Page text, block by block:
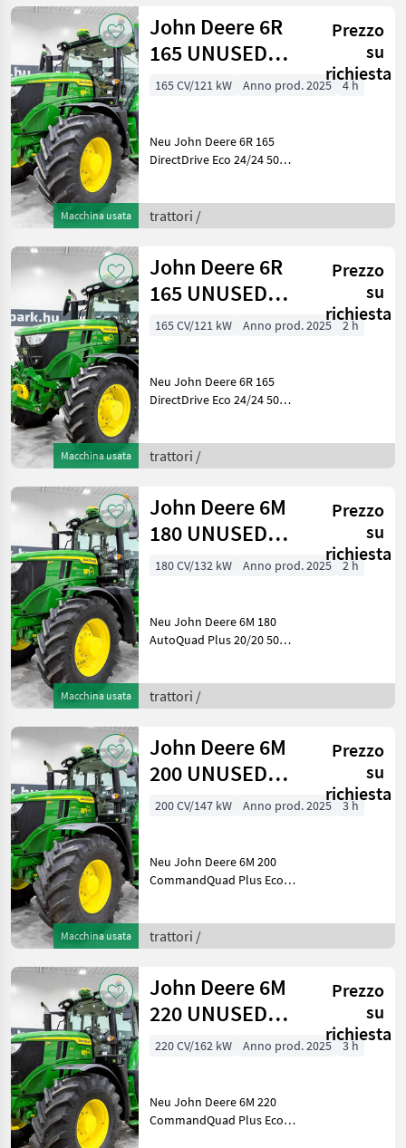
Macchina usata
John Deere 6R
165 UNUSED
DirectDrive Eco
tran
Prezzo
su
richiesta
165 CV/121 kW Anno prod. 2025 4 h
Neu John Deere 6R 165
DirectDrive Eco 24/24 50
SF7500 AutoTrac,
Druckluftbremse, G5 Plus,
trattori /
Macchina usata
John Deere 6R
165 UNUSED
DirectDrive Eco
sus
Prezzo
su
richiesta
165 CV/121 kW Anno prod. 2025 2 h
Neu John Deere 6R 165
DirectDrive Eco 24/24 50
Druckluftbremse, G5 Plus,
Frontkraftheber/Frontzapfwelle,
trattori /
Macchina usata
John Deere 6M
180 UNUSED
AutoQuad Plus
transm
Prezzo
su
richiesta
180 CV/132 kW Anno prod. 2025 2 h
Neu John Deere 6M 180
AutoQuad Plus 20/20 50
SF7500 AutoTrac,
Druckluftbremse, G5, LED,
trattori /
Macchina usata
John Deere 6M
200 UNUSED
CommandQuad
40 km/h
Prezzo
su
richiesta
200 CV/147 kW Anno prod. 2025 3 h
Neu John Deere 6M 200
CommandQuad Plus Eco
SF7500 AutoTrac,
Druckluftbremse, iTEC,
Baujah
trattori /
John Deere 6M
220 UNUSED
CommandQuad
40 km/h
Prezzo
su
richiesta
220 CV/162 kW Anno prod. 2025 3 h
Neu John Deere 6M 220
CommandQuad Plus Eco